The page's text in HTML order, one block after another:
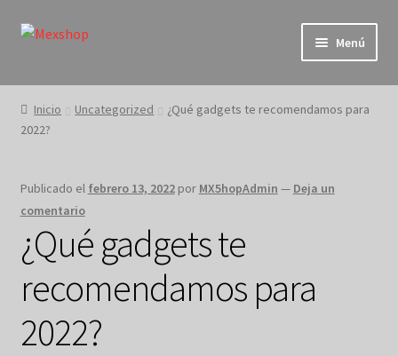
Ir
Ir
Menú
Inicio
Blog
Finalizar compra
Inicio Uncategorized
¿Qué gadgets te recomendamos para
2022?
Publicado el febrero 13, 2022 por MX5hopAdmin — Deja un
comentario
¿Qué gadgets te
recomendamos para
2022?